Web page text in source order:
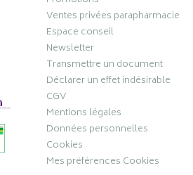
Ventes privées parapharmacie
Espace conseil
Newsletter
Transmettre un document
Déclarer un effet indésirable
CGV
Mentions légales
Données personnelles
Cookies
Mes préférences Cookies